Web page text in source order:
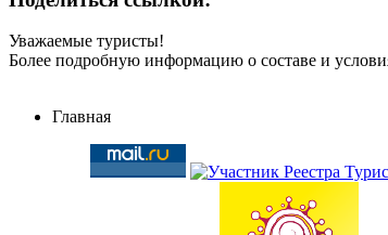
Уважаемые туристы!
Более подробную информацию о составе и
Главная